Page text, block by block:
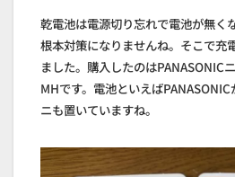
乾電池は電源切り忘れで電池が無く
根本対策になりませんね。そこで充
ました。購入したのはPANASONIC
MHです。電池といえば
ニも置いていますね。